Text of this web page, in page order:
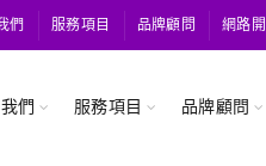
們 服務項目 品牌顧問 網路
們 服務項目 品牌顧問